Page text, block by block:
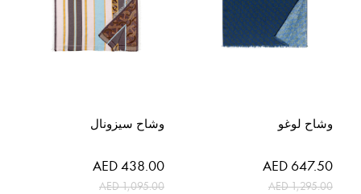
وشاح لوغو
السعر
الخاص
AED 647.50
AED 1,295.00
وشاح سيزونال
السعر
الخاص
AED 438.00
AED 1,095.00